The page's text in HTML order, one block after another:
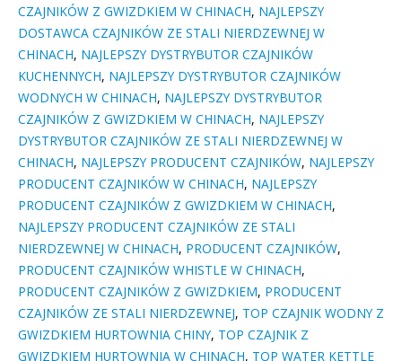
CZAJNIKÓW Z GWIZDKIEM W CHINACH, NAJLEPSZY
DOSTAWCA CZAJNIKÓW ZE STALI NIERDZEWNEJ W
CHINACH, NAJLEPSZY DYSTRYBUTOR CZAJNIKÓW
KUCHENNYCH, NAJLEPSZY DYSTRYBUTOR CZAJNIKÓW
WODNYCH W CHINACH, NAJLEPSZY DYSTRYBUTOR
CZAJNIKÓW Z GWIZDKIEM W CHINACH, NAJLEPSZY
DYSTRYBUTOR CZAJNIKÓW ZE STALI NIERDZEWNEJ W
CHINACH, NAJLEPSZY PRODUCENT CZAJNIKÓW, NAJLEPSZY
PRODUCENT CZAJNIKÓW W CHINACH, NAJLEPSZY
PRODUCENT CZAJNIKÓW Z GWIZDKIEM W CHINACH,
NAJLEPSZY PRODUCENT CZAJNIKÓW ZE STALI
NIERDZEWNEJ W CHINACH, PRODUCENT CZAJNIKÓW,
PRODUCENT CZAJNIKÓW WHISTLE W CHINACH,
PRODUCENT CZAJNIKÓW Z GWIZDKIEM, PRODUCENT
CZAJNIKÓW ZE STALI NIERDZEWNEJ, TOP CZAJNIK WODNY Z
GWIZDKIEM HURTOWNIA CHINY, TOP CZAJNIK Z
GWIZDKIEM HURTOWNIA W CHINACH, TOP WATER KETTLE